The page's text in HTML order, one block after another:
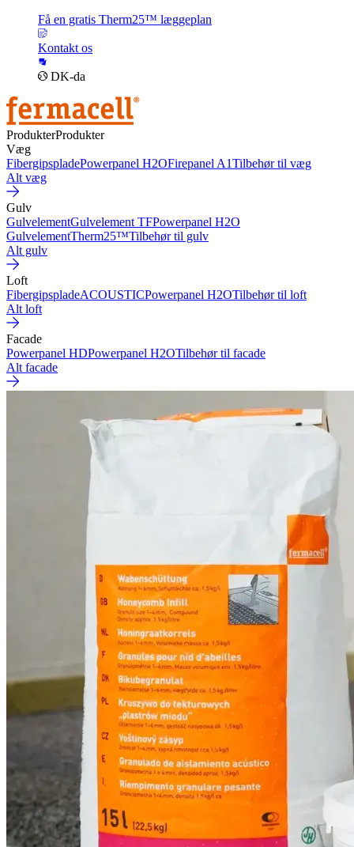
Få en gratis Therm25™ læggeplan
Kontakt os
DK-da
ProdukterProdukter
Væg
FibergipspladePowerpanel H2OFirepanel A1Tilbehør til væg
Alt væg
Gulv
GulvelementGulvelement TFPowerpanel H2O
GulvelementTherm25™Tilbehør til gulv
Alt gulv
Loft
FibergipspladeACOUSTICPowerpanel H2OTilbehør til loft
Alt loft
Facade
Powerpanel HDPowerpanel H2OTilbehør til facade
Alt facade